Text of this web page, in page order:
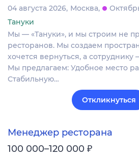
04 августа 2026 Москва
Тануки
Мы — «Тануки», и мы строим не
ресторанов. Мы создаем
хочется вернуться, а сотруднику
Мы предлагаем: Удобное место
Стабильную…
Откликнуться
Менеджер ресторана
100 000–120 000 ₽